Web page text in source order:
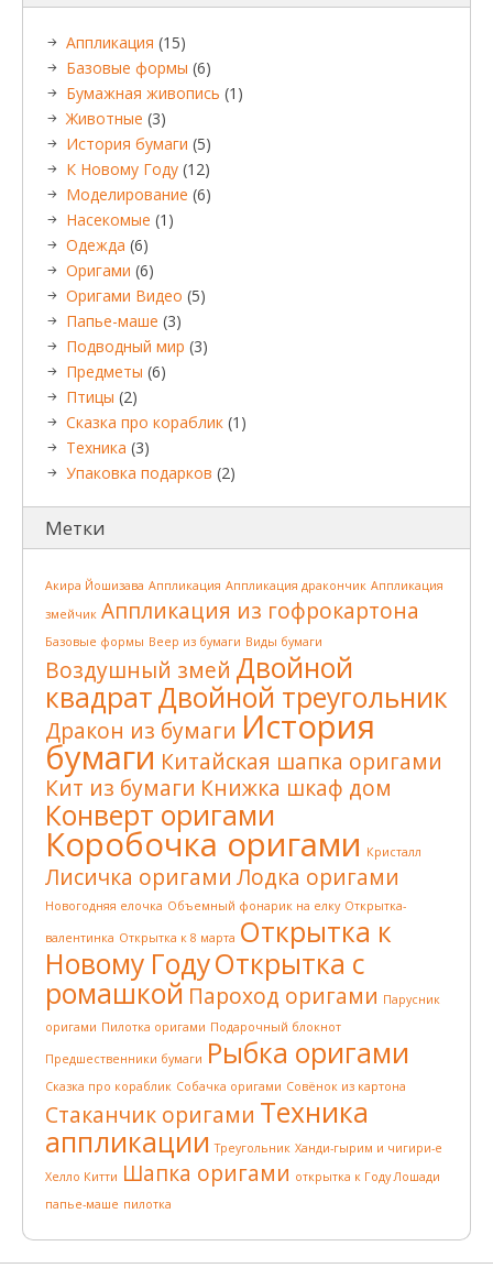
Аппликация (15)
Базовые формы (6)
Бумажная живопись (1)
Животные (3)
История бумаги (5)
К Новому Году (12)
Моделирование (6)
Насекомые (1)
Одежда (6)
Оригами (6)
Оригами Видео (5)
Папье-маше (3)
Подводный мир (3)
Предметы (6)
Птицы (2)
Сказка про кораблик (1)
Техника (3)
Упаковка подарков (2)
Метки
Акира Йошизава Аппликация Аппликация дракончик Аппликация
змейчик Аппликация из гофрокартона
Базовые формы Веер из бумаги Виды бумаги
Воздушный змей Двойной
квадратДвойной треугольник
Дракон из бумаги История
бумаги Китайская шапка оригами
Кит из бумаги Книжка шкаф дом
Конверт оригами
Коробочка оригами Кристалл
Лисичка оригами Лодка оригами
Новогодняя елочка Объемный фонарик на елку Открытка-
валентинка Открытка к 8 марта Открытка к
Новому ГодуОткрытка с
ромашкой Пароход оригами Парусник
оригами Пилотка оригами Подарочный блокнот
Предшественники бумаги Рыбка оригами
Сказка про кораблик Собачка оригами Совёнок из картона
Стаканчик оригами Техника
аппликации Треугольник Ханди-гырим и чигири-е
Хелло Китти Шапка оригами открытка к Году Лошади
папье-маше пилотка